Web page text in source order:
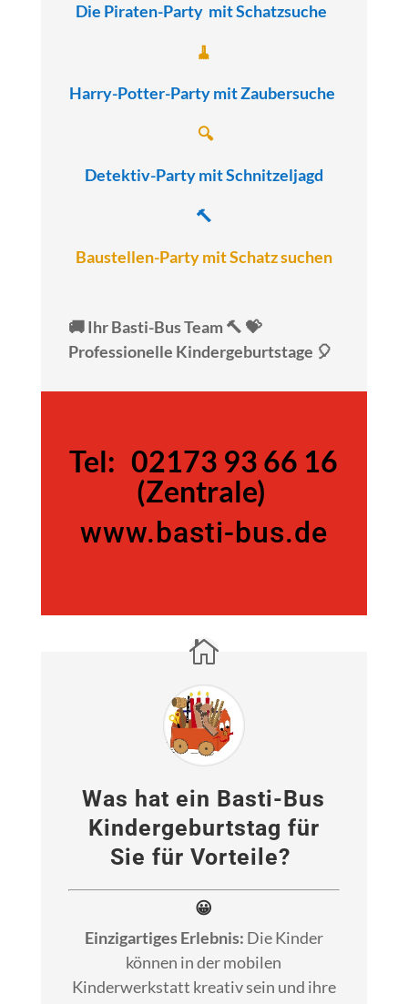
Die Piraten-Party mit Schatzsuche
🧹
Harry-Potter-Partymit Zaubersuche
🔍
Detektiv-Partymit Schnitzeljagd
🔨
Baustellen-Party mit Schatz suchen
🚚 Ihr Basti-Bus Team 🔨 💝
Professionelle Kindergeburtstage 🎈
Tel: 02173 93 66 16
(Zentrale)
www.basti-bus.de
Was hat ein Basti-Bus
Kindergeburtstag für
Sie für Vorteile?
😀
Einzigartiges Erlebnis: Die Kinder
können in der mobilen
Kinderwerkstatt kreativ sein und ihre